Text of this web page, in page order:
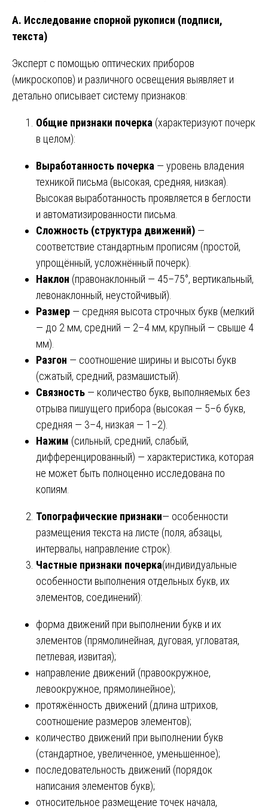
А. Исследование спорной рукописи (подписи,
текста)
Эксперт с помощью оптических приборов
(микроскопов) и различного освещения выявляет и
детально описывает систему признаков:
Общие признаки почерка (характеризуют почерк
в целом):
Выработанность почерка — уровень владения
техникой письма (высокая, средняя, низкая).
Высокая выработанность проявляется в беглости
и автоматизированности письма.
Сложность (структура движений) —
соответствие стандартным прописям (простой,
упрощённый, усложнённый почерк).
Наклон (правонаклонный — 45–75°, вертикальный,
левонаклонный, неустойчивый).
Размер — средняя высота строчных букв (мелкий
— до 2 мм, средний — 2–4 мм, крупный — свыше 4
мм).
Разгон — соотношение ширины и высоты букв
(сжатый, средний, размашистый).
Связность — количество букв, выполняемых без
отрыва пишущего прибора (высокая — 5–6 букв,
средняя — 3–4, низкая — 1–2).
Нажим (сильный, средний, слабый,
дифференцированный) — характеристика, которая
не может быть полноценно исследована по
копиям.
Топографические признаки— особенности
размещения текста на листе (поля, абзацы,
интервалы, направление строк).
Частные признаки почерка(индивидуальные
особенности выполнения отдельных букв, их
элементов, соединений):
форма движений при выполнении букв и их
элементов (прямолинейная, дуговая, угловатая,
петлевая, извитая);
направление движений (правоокружное,
левоокружное, прямолинейное);
протяжённость движений (длина штрихов,
соотношение размеров элементов);
количество движений при выполнении букв
(стандартное, увеличенное, уменьшенное);
последовательность движений (порядок
написания элементов букв);
относительное размещение точек начала,